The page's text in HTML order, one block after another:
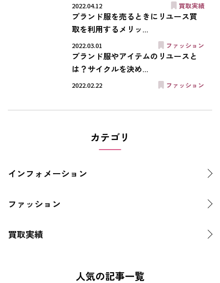
2022.04.12
買取実績
ブランド服を売るときにリユース買
取を利用するメリッ...
2022.03.01
ファッション
ブランド服やアイテムのリユースと
は？サイクルを決め...
2022.02.22
ファッション
カテゴリ
インフォメーション
ファッション
買取実績
人気の記事一覧